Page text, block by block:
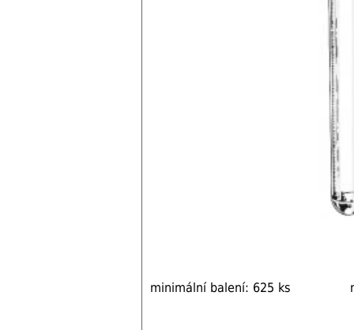
minimální balení: 625 ks